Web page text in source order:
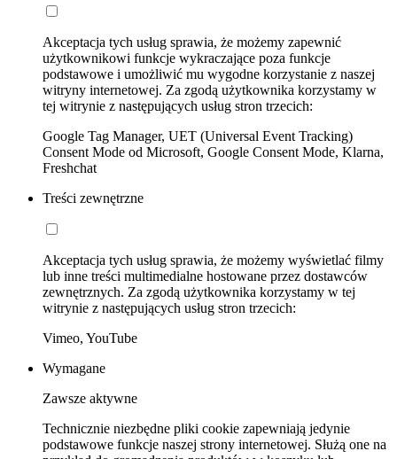
Akceptacja tych usług sprawia, że możemy zapewnić
użytkownikowi funkcje wykraczające poza funkcje
podstawowe i umożliwić mu wygodne korzystanie z naszej
witryny internetowej. Za zgodą użytkownika korzystamy w
tej witrynie z następujących usług stron trzecich:
Google Tag Manager, UET (Universal Event Tracking)
Consent Mode od Microsoft, Google Consent Mode, Klarna,
Freshchat
Treści zewnętrzne
Akceptacja tych usług sprawia, że możemy wyświetlać filmy
lub inne treści multimedialne hostowane przez dostawców
zewnętrznych. Za zgodą użytkownika korzystamy w tej
witrynie z następujących usług stron trzecich:
Vimeo, YouTube
Wymagane
Zawsze aktywne
Technicznie niezbędne pliki cookie zapewniają jedynie
podstawowe funkcje naszej strony internetowej. Służą one na